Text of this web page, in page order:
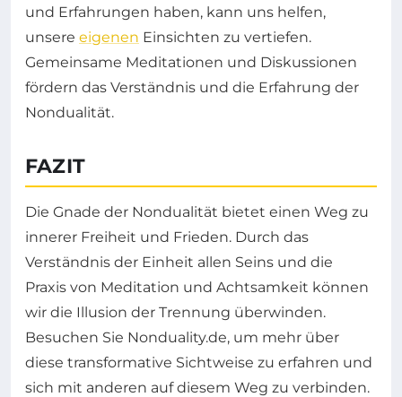
und Erfahrungen haben, kann uns helfen,
unsere eigenen Einsichten zu vertiefen.
Gemeinsame Meditationen und Diskussionen
fördern das Verständnis und die Erfahrung der
Nondualität.
FAZIT
Die Gnade der Nondualität bietet einen Weg zu
innerer Freiheit und Frieden. Durch das
Verständnis der Einheit allen Seins und die
Praxis von Meditation und Achtsamkeit können
wir die Illusion der Trennung überwinden.
Besuchen Sie Nonduality.de, um mehr über
diese transformative Sichtweise zu erfahren und
sich mit anderen auf diesem Weg zu verbinden.